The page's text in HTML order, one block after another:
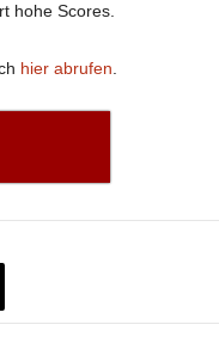
hohe Scores.
hier abrufen